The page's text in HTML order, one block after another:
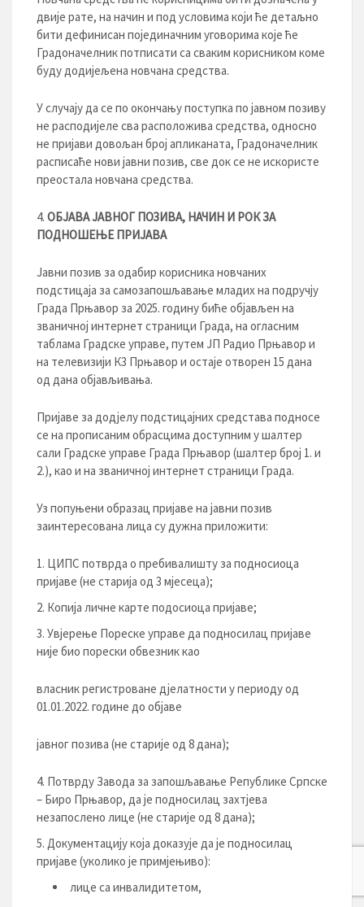
двије рате, на начин и под условима који ће детаљно
бити дефинисан појединачним уговорима које ће
Градоначелник потписати са сваким корисником коме
буду додијељена новчана средства.
У случају да се по окончању поступка по јавном позиву
не расподијеле сва расположива средства, односно
не пријави довољан број апликаната, Градоначелник
расписаће нови јавни позив, све док се не искористе
преостала новчана средства.
ОБЈАВА ЈАВНОГ ПОЗИВА, НАЧИН И РОК ЗА
ПОДНОШЕЊЕ ПРИЈАВА
Јавни позив за одабир корисника новчаних
подстицаја за самозапошљавање младих на подручју
Града Прњавор за 2025. годину биће објављен на
званичној интернет страници Града, на огласним
таблама Градске управе, путем ЈП Радио Прњавор и
на телевизији К3 Прњавор и остаје отворен 15 дана
од дана објављивања.
Пријаве за додјелу подстицајних средстава подносе
се на прописаним обрасцима доступним у шалтер
сали Градске управе Града Прњавор (шалтер број 1. и
2.), као и на званичној интернет страници Града.
Уз попуњени образац пријаве на јавни позив
заинтересована лица су дужна приложити:
ЦИПС потврда о пребивалишту за подносиоца
пријаве (не старија од 3 мјесеца);
Копија личне карте подосиоца пријаве;
Увјерење Пореске управе да подносилац пријаве
није био порески обвезник као
власник регистроване дјелатности у периоду од
01.01.2022. године до објаве
јавног позива (не старије од 8 дана);
Потврду Завода за запошљавање Републике Српске
– Биро Прњавор, да је подносилац захтјева
незапослено лице (не старије од 8 дана);
Документацију која доказује да је подносилац
пријаве (уколико је примјењиво):
лице са инвалидитетом,